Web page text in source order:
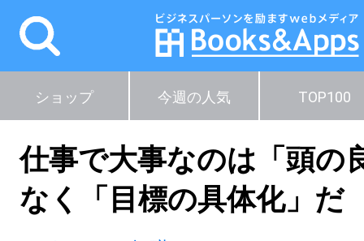
ショップ 今週の人気 TOP100
仕事で大事なのは「頭の
なく「目標の具体化」だ